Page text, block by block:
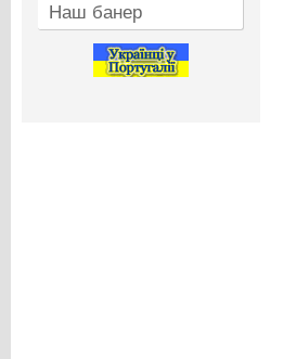
Наш банер